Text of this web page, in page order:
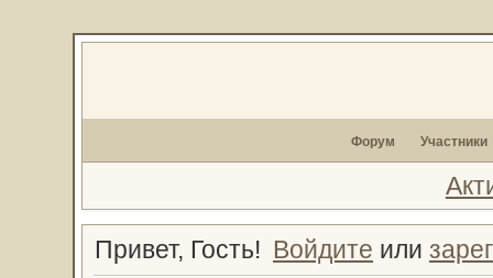
Форум Участники
Привет, Гость! Войдите или